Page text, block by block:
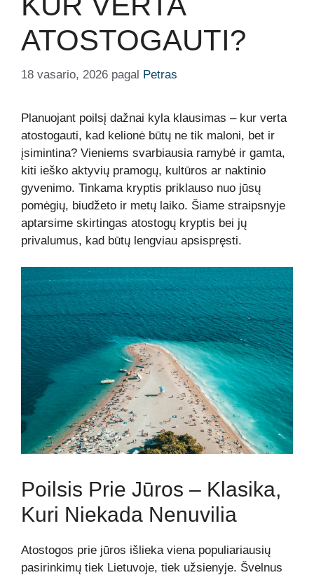
ATOSTOGAUTI?
18 vasario, 2026 pagal Petras
Planuojant poilsį dažnai kyla klausimas – kur verta
atostogauti, kad kelionė būtų ne tik maloni, bet ir
įsimintina? Vieniems svarbiausia ramybė ir gamta,
kiti ieško aktyvių pramogų, kultūros ar naktinio
gyvenimo. Tinkama kryptis priklauso nuo jūsų
pomėgių, biudžeto ir metų laiko. Šiame straipsnyje
aptarsime skirtingas atostogų kryptis bei jų
privalumus, kad būtų lengviau apsispręsti.
Poilsis Prie Jūros – Klasika,
Kuri Niekada Nenuvilia
Atostogos prie jūros išlieka viena populiariausių
pasirinkimų tiek Lietuvoje, tiek užsienyje. Švelnus